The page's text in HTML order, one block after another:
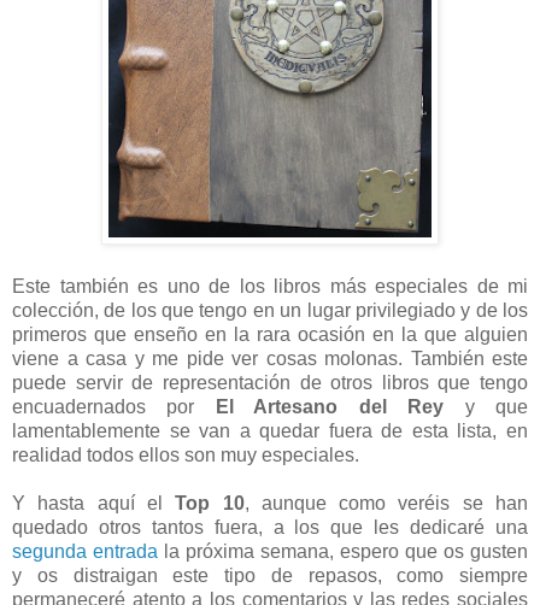
Este también es uno de los libros más especiales de mi
colección, de los que tengo en un lugar privilegiado y de los
primeros que enseño en la rara ocasión en la que alguien
viene a casa y me pide ver cosas molonas. También este
puede servir de representación de otros libros que tengo
encuadernados por
El Artesano del Rey y que
lamentablemente se van a quedar fuera de esta lista, en
realidad todos ellos son muy especiales.
Y hasta aquí elTop 10, aunque como veréis se han
quedado otros tantos fuera, a los que les dedicaré una
segunda entrada la próxima semana, espero que os gusten
y os distraigan este tipo de repasos, como siempre
permaneceré atento a los comentarios y las redes sociales